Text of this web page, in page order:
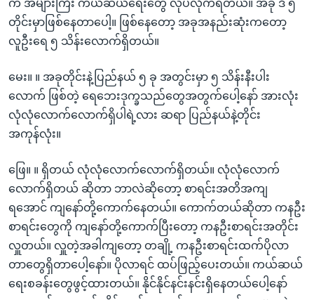
က အများကြီး ကယ်ဆယ်ရေးတွေ လုပ်လိုက်ရတယ်။ အခု ဒီ ၅
တိုင်းမှာဖြစ်နေတာပေါ့။ ဖြစ်နေတော့ အခုအနည်းဆုံးကတော့
လူဦးရေ ၅ သိန်းလောက်ရှိတယ်။
မေး။ ။ အခုတိုင်းနဲ့ပြည်နယ် ၅ ခု အတွင်းမှာ ၅ သိန်းနီးပါး
လောက် ဖြစ်တဲ့ ရေဘေးဒုက္ခသည်တွေအတွက်ပေါ့နော် အားလုံး
လုံလုံလောက်လောက်ရှိပါရဲ့လား ဆရာ ပြည်နယ်နဲ့တိုင်း
အကုန်လုံး။
ဖြေ။ ။ ရှိတယ် လုံလုံလောက်လောက်ရှိတယ်။ လုံလုံလောက်
လောက်ရှိတယ် ဆိုတာ ဘာလဲဆိုတော့ စာရင်းအတိအကျ
ရအောင် ကျနော်တို့ကောက်နေတယ်။ ကောက်တယ်ဆိုတာ ကနဦး
စာရင်းတွေကို ကျနော်တို့ကောက်ပြီးတော့ ကနဦးစာရင်းအတိုင်း
လှူတယ်။ လှူတဲ့အခါကျတော့ တချို့ ကနဦးစာရင်းထက်ပိုလာ
တာတွေရှိတာပေါ့နော်။ ပိုလာရင် ထပ်ဖြည့်ပေးတယ်။ ကယ်ဆယ်
ရေးစခန်းတွေဖွင့်ထားတယ်။ နိုင်နိုင်နင်းနင်းရှိနေတယ်ပေါ့နော်